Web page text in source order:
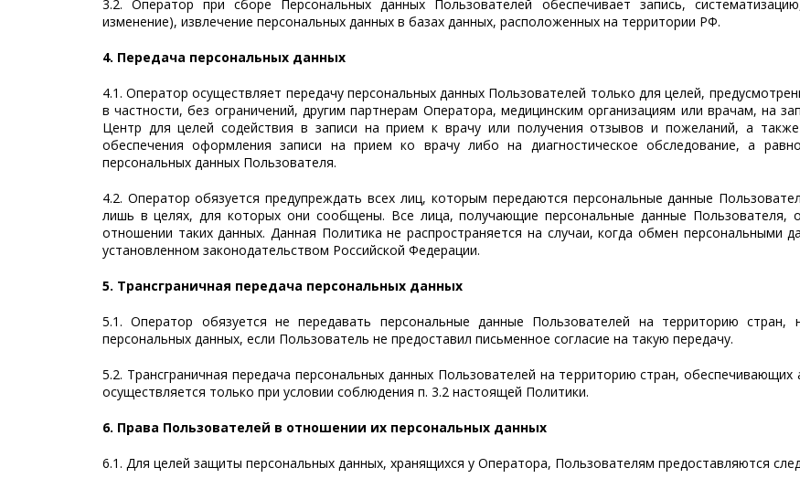
3.2. Оператор при сборе Персональных данных Пользователей обеспечивает запись,
изменение), извлечение персональных данных в базах данных, расположенных на территории РФ.
4. Передача персональных данных
4.1. Оператор осуществляет передачу персональных данных Пользователей только для целей,
в частности, без ограничений, другим партнерам Оператора, медицинским организациям или врачам, на
Центр для целей содействия в записи на прием к врачу или получения отзывов и пожеланий, а
обеспечения оформления записи на прием ко врачу либо на диагностическое обследование, а
персональных данных Пользователя.
4.2. Оператор обязуется предупреждать всех лиц, которым передаются персональные данные
лишь в целях, для которых они сообщены. Все лица, получающие персональные данные Пользователя,
отношении таких данных. Данная Политика не распространяется на случаи, когда обмен персональными
установленном законодательством Российской Федерации.
5. Трансграничная передача персональных данных
5.1. Оператор обязуется не передавать персональные данные Пользователей на территорию
персональных данных, если Пользователь не предоставил письменное согласие на такую передачу.
5.2. Трансграничная передача персональных данных Пользователей на территорию стран,
осуществляется только при условии соблюдения п. 3.2 настоящей Политики.
6. Права Пользователей в отношении их персональных данных
6.1. Для целей защиты персональных данных, хранящихся у Оператора, Пользователям предоставляются